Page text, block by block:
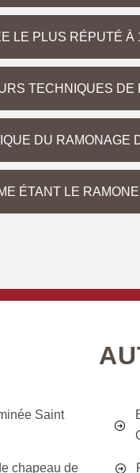
LE PLUS RÉPUTÉ
TECHNIQUES DE
DU RAMONAGE
ÉTANT LE
Saint
chapeau de